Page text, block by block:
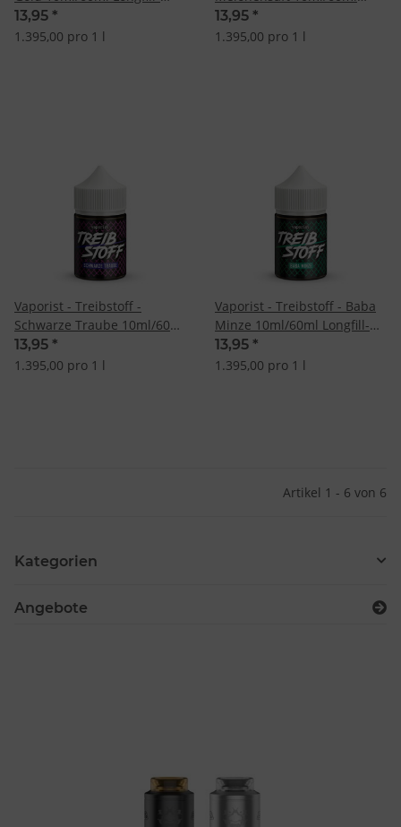
Aroma
13,95 *
1.395,00 pro 1 l
Longfill-Aroma
13,95 *
1.395,00 pro 1 l
Vaporist - Treibstoff -
Schwarze Traube 10ml/60ml
Longfill-Aroma
13,95 *
1.395,00 pro 1 l
Vaporist - Treibstoff - Baba
Minze 10ml/60ml Longfill-
Aroma
13,95 *
1.395,00 pro 1 l
Artikel 1 - 6 von 6
Kategorien
Angebote